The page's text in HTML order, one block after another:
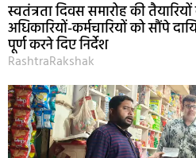
स्वतंत्रता दिवस समारोह की
अधिकारियों-कर्मचारियों को सौंपे
पूर्ण करने दिए निर्देश
RashtraRakshak